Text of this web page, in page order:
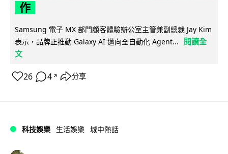
作
Samsung 電子 MX 部門顧客體驗辦公室主管兼副總裁 Jay Kim
表示，品牌正推動 Galaxy AI 邁向全自動化 Agent...
閱讀全
文
26 4 ↗ 分享
科技娛樂 生活娛樂 城中熱話